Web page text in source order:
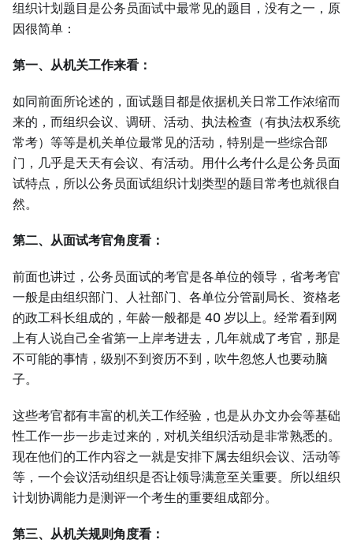
组织计划题目是公务员面试中最常见的题目，没有之一，原
因很简单：
第一、从机关工作来看：
如同前面所论述的，面试题目都是依据机关日常工作浓缩而
来的，而组织会议、调研、活动、执法检查（有执法权系统
常考）等等是机关单位最常见的活动，特别是一些综合部
门，几乎是天天有会议、有活动。用什么考什么是公务员面
试特点，所以公务员面试组织计划类型的题目常考也就很自
然。
第二、从面试考官角度看：
前面也讲过，公务员面试的考官是各单位的领导，省考考官
一般是由组织部门、人社部门、各单位分管副局长、资格老
的政工科长组成的，年龄一般都是 40 岁以上。经常看到网
上有人说自己全省第一上岸考进去，几年就成了考官，那是
不可能的事情，级别不到资历不到，吹牛忽悠人也要动脑
子。
这些考官都有丰富的机关工作经验，也是从办文办会等基础
性工作一步一步走过来的，对机关组织活动是非常熟悉的。
现在他们的工作内容之一就是安排下属去组织会议、活动等
等，一个会议活动组织是否让领导满意至关重要。所以组织
计划协调能力是测评一个考生的重要组成部分。
第三、从机关规则角度看：